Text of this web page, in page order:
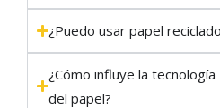
¿Puedo usar papel
¿Cómo influye la
del papel?